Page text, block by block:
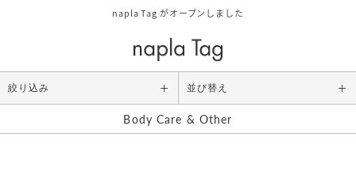
napla Tag がオープンしました
Body Care & Other
絞り込み 並び替え
Category